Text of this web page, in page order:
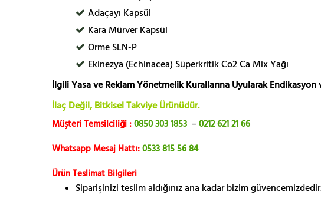
Adaçayı Kapsül
Kara Mürver Kapsül
Orme SLN-P
Ekinezya (Echinacea) Süperkritik Co2 Ca Mix Yağı
İlgili Yasa ve Reklam Yönetmelik Kurallarına Uyularak
İlaç Değil, Bitkisel Takviye Ürünüdür.
Müşteri Temsilciliği :0850 303 1853 –0212 621 21 66
Whatsapp Mesaj Hattı:0533 815 56 84
Ürün Teslimat Bilgileri
Siparişinizi teslim aldığınız ana kadar bizim